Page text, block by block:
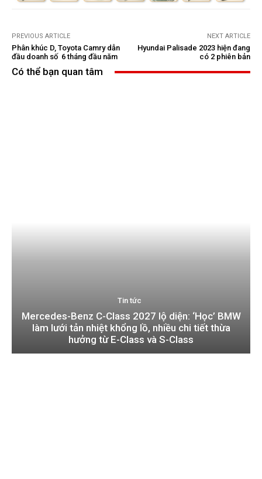
PREVIOUS ARTICLE
Phân khúc D, Toyota Camry dẫn
đầu doanh số 6 tháng đầu năm
NEXT ARTICLE
Hyundai Palisade 2023 hiện đang
có 2 phiên bản
Có thể bạn quan tâm
Tin tức
Mercedes-Benz C-Class 2027 lộ diện: ‘Học’ BMW
làm lưới tản nhiệt khổng lồ, nhiều chi tiết thừa
hưởng từ E-Class và S-Class